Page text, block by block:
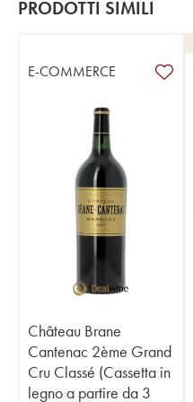
PRODOTTI SIMILI
E-COMMERCE
Château Brane
Cantenac 2ème Grand
Cru Classé (Cassetta in
legno a partire da 3